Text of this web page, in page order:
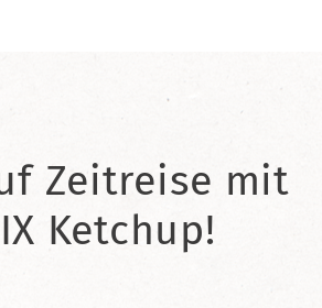
Zeitreise mit
Ketchup!